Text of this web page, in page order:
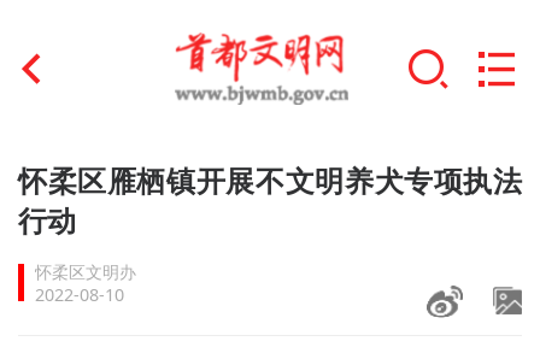
首页
文明创建
文明实践
怀柔区雁栖镇开展不文明养犬专项执法
行动
怀柔区文明办
2022-08-10